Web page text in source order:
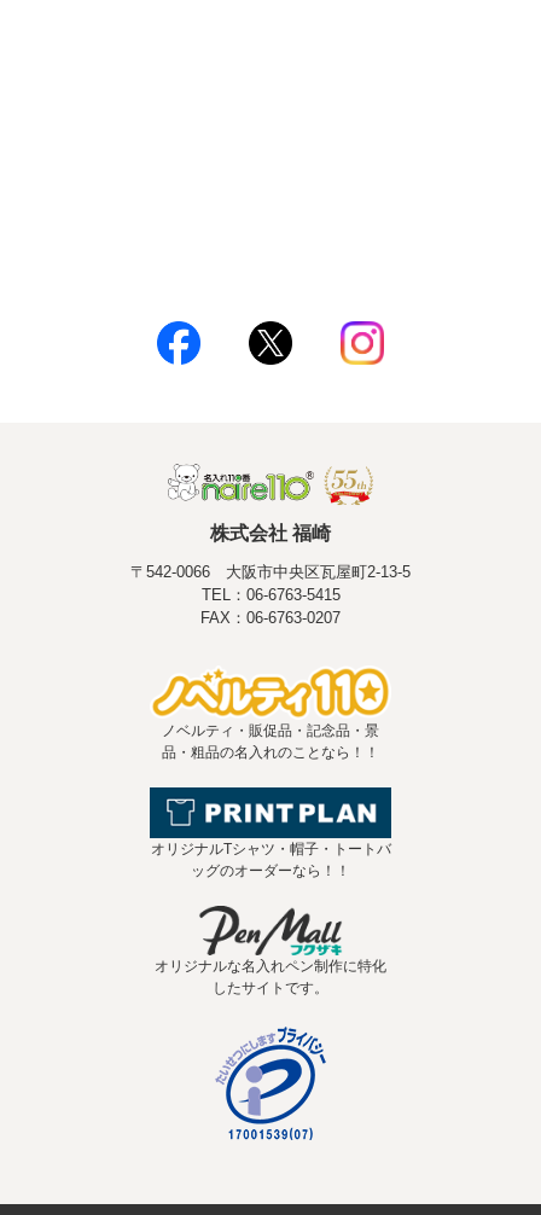
株式会社 福崎
〒542-0066 大阪市中央区瓦屋町2-13-5
TEL：06-6763-5415
FAX：06-6763-0207
ノベルティ・販促品・記念品・景
品・粗品の名入れのことなら！！
オリジナルTシャツ・帽子・トートバ
ッグのオーダーなら！！
オリジナルな名入れペン制作に特化
したサイトです。